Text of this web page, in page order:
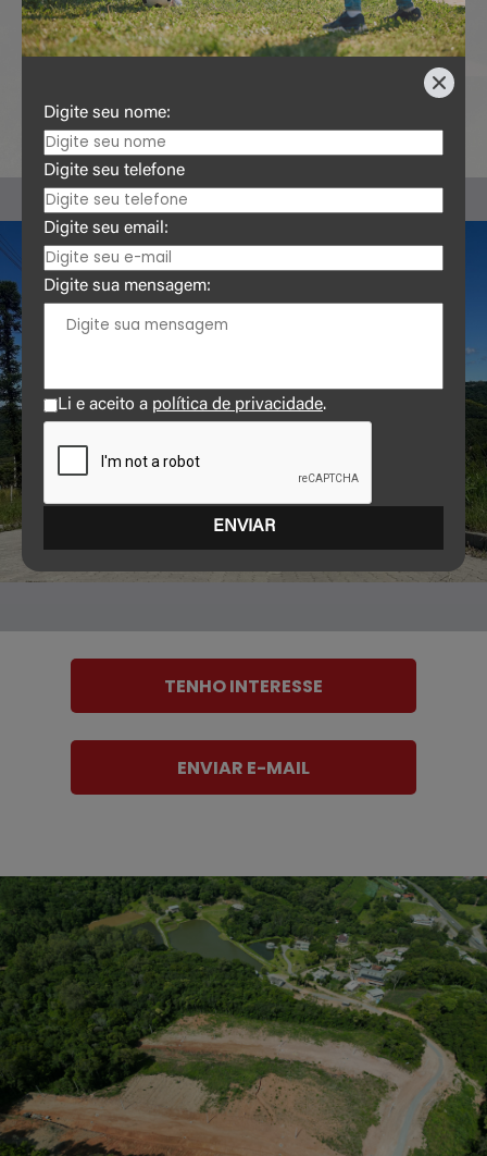
100%
REDE ELÉTRICA
100%
PAVIMENTAÇÃO
TENHO INTERESSE
ENVIAR E-MAIL
Digite seu nome:
Digite seu telefone
Digite seu email:
Digite sua mensagem:
Li e aceito a política de privacidade.